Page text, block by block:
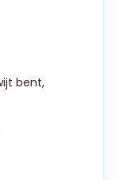
bent,